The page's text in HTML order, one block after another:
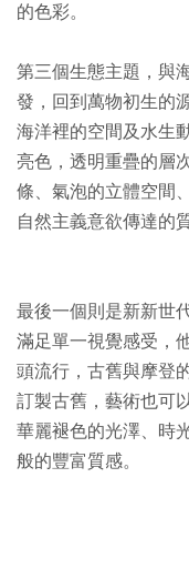
的色彩。
第三個生態主題，與
發，回到萬物初生的
海洋裡的空間及水生
亮色，透明重疊的層
條、氣泡的立體空間
自然主義意欲傳達的質
最後一個則是新新世
滿足單一視覺感受，
頭流行，古舊與摩登
訂製古舊，藝術也可
華麗褪色的光澤、時
般的豐富質感。